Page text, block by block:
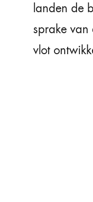
landen de
sprake
vlot